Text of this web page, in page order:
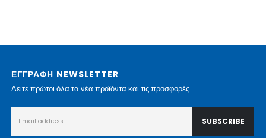
ΕΓΓΡΑΦΗ NEWSLETTER
Δείτε πρώτοι όλα τα νέα προϊόντα και τις προσφορές